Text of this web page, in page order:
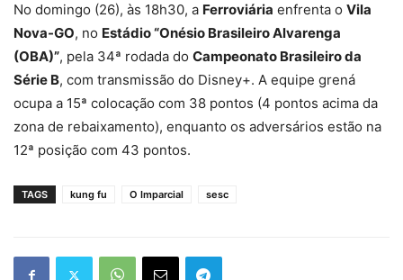
No domingo (26), às 18h30, a Ferroviária enfrenta o Vila
Nova-GO, no Estádio “Onésio Brasileiro Alvarenga
(OBA)”, pela 34ª rodada do Campeonato Brasileiro da
Série B, com transmissão do Disney+. A equipe grená
ocupa a 15ª colocação com 38 pontos (4 pontos acima da
zona de rebaixamento), enquanto os adversários estão na
12ª posição com 43 pontos.
TAGS kung fu O Imparcial sesc